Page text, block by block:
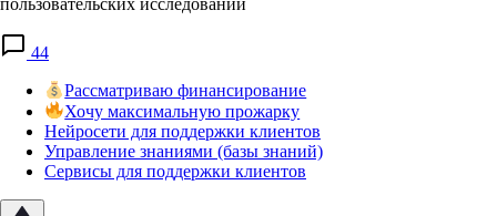
пользовательских исследований
44
Рассматриваю финансирование
Хочу максимальную прожарку
Нейросети для поддержки клиентов
Управление знаниями (базы знаний)
Сервисы для поддержки клиентов